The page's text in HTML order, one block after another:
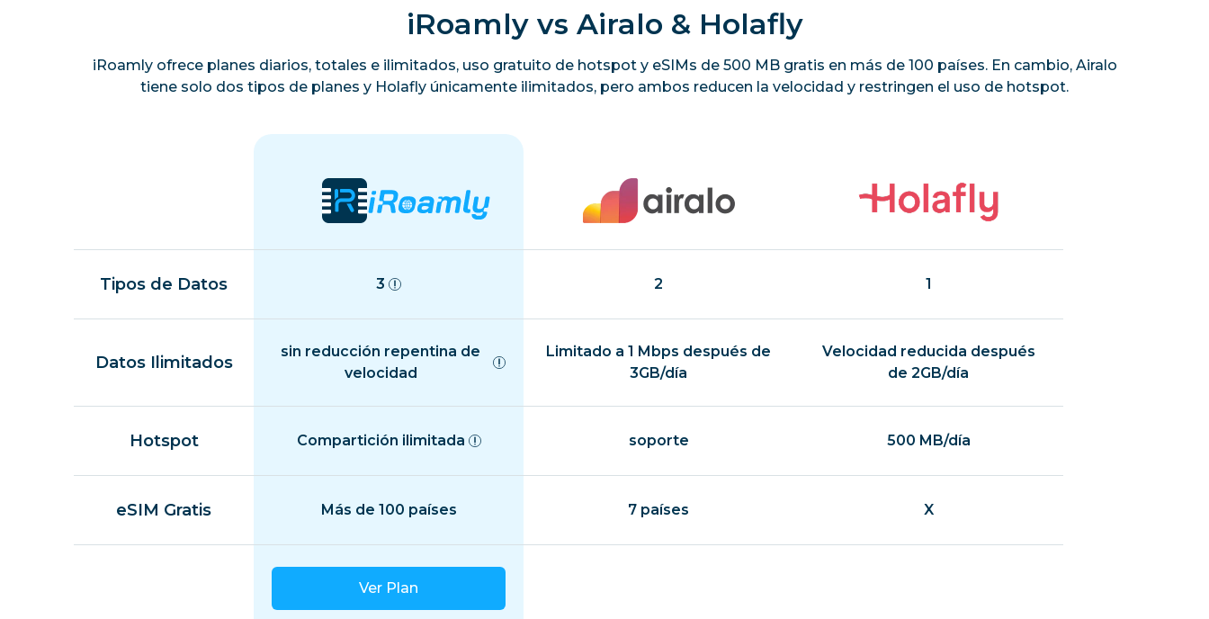
iRoamly vs Airalo & Holafly
iRoamly ofrece planes diarios, totales e ilimitados, uso gratuito de hotspot y eSIMs de 500 MB gratis en más de 100 países. En cambio, Airalo
tiene solo dos tipos de planes y Holafly únicamente ilimitados, pero ambos reducen la velocidad y restringen el uso de hotspot.
Tipos de Datos 3 2 1
Datos Ilimitados
sin reducción repentina de
velocidad
Limitado a 1 Mbps después de
3GB/día
Velocidad reducida después
de 2GB/día
Hotspot Compartición ilimitada soporte 500 MB/día
eSIM Gratis Más de 100 países 7 países X
Ver Plan